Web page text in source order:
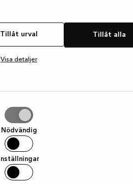
Tillåt urval Tillåt alla
Visa detaljer
Nödvändig
Inställningar